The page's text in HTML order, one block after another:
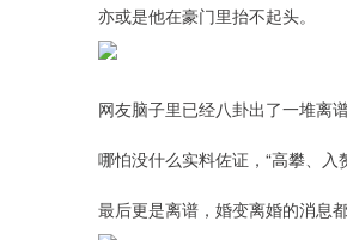
亦或是他在豪门里抬不起头。
网友脑子里已经八卦出了一堆离谱
哪怕没什么实料佐证，“高攀、入
最后更是离谱，婚变离婚的消息都